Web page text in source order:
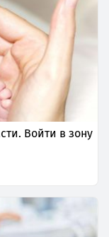
Войти в зону